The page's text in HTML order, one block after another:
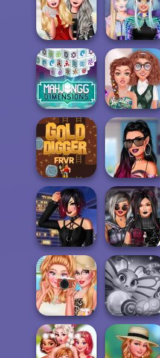
Insta Divas Party
Night
Bffs Fashion
Showdown:
Barbie...
Ellie: You Can Be
Anything
Insta Girls
Intergalactic
Look...
Mahjong
Dimensions:
900 second...
Transformarea
tocilarei
Gold Digger
FRVR
TikTok Stars
#justforfun
V-Kei Fashion
Plus Sized Goth
Models